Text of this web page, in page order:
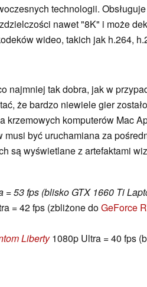
technologii.
nawet "8K" i może
wideo, takich jak h.264,
najmniej tak dobra, jak w
że bardzo niewiele gier zostało
krzemowych komputerów Mac
musi być uruchamiana za
są wyświetlane z artefaktami
= 53 fps (blisko GTX 1660 Ti
= 42 fps (zbliżone doGeForce
Liberty1080p Ultra = 40 fps